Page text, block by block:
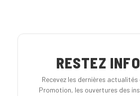
RESTEZ
Recevez les dernières actualités
Promotion, les ouvertures des